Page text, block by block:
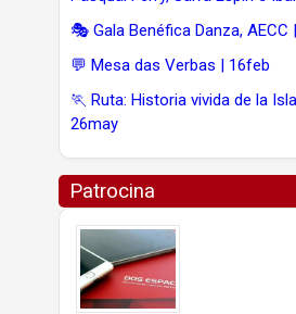
🎭 Gala Benéfica Danza, AECC
💬 Mesa das Verbas | 16feb
🏃 Ruta: Historia vivida de la
26may
Patrocina